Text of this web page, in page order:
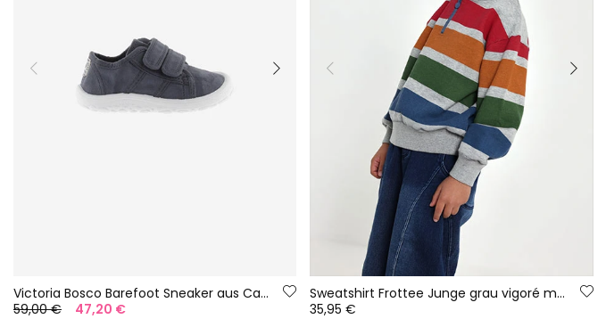
Victoria Bosco Barefoot Sneaker aus Canvas in Nachtblau
59,00 €
47,20 €
Sweatshirt Frottee Junge grau vigoré mehrfarbig gestreift
35,95 €